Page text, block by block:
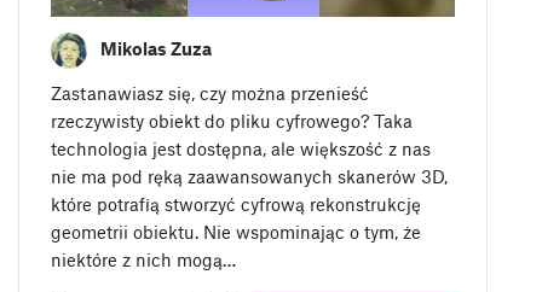
Mikolas Zuza
Zastanawiasz się, czy można przenieść
rzeczywisty obiekt do pliku cyfrowego? Taka
technologia jest dostępna, ale większość z nas
nie ma pod ręką zaawansowanych skanerów 3D,
które potrafią stworzyć cyfrową rekonstrukcję
geometrii obiektu. Nie wspominając o tym, że
niektóre z nich mogą…